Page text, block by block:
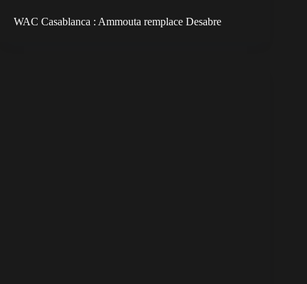
WAC Casablanca : Ammouta remplace Desabre